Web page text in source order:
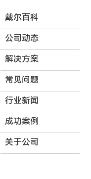
戴尔百科
公司动态
解决方案
常见问题
行业新闻
成功案例
关于公司